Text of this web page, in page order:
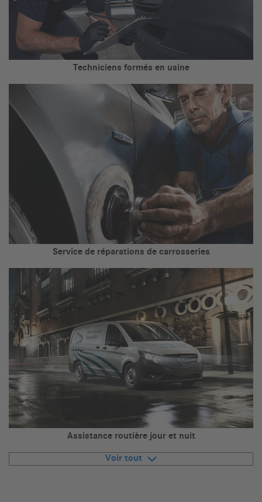
Techniciens formés en usine
Service de réparations de carrosseries
Assistance routière jour et nuit
Voir tout